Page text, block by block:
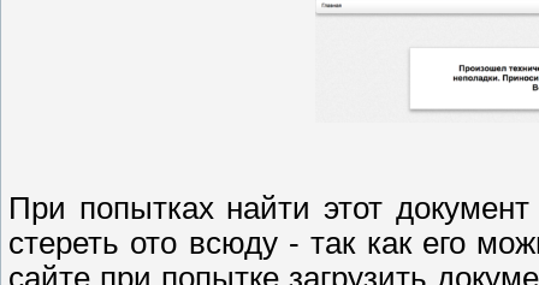
При попытках найти этот
стереть ото всюду - так как его
сайте при попытке загрузить